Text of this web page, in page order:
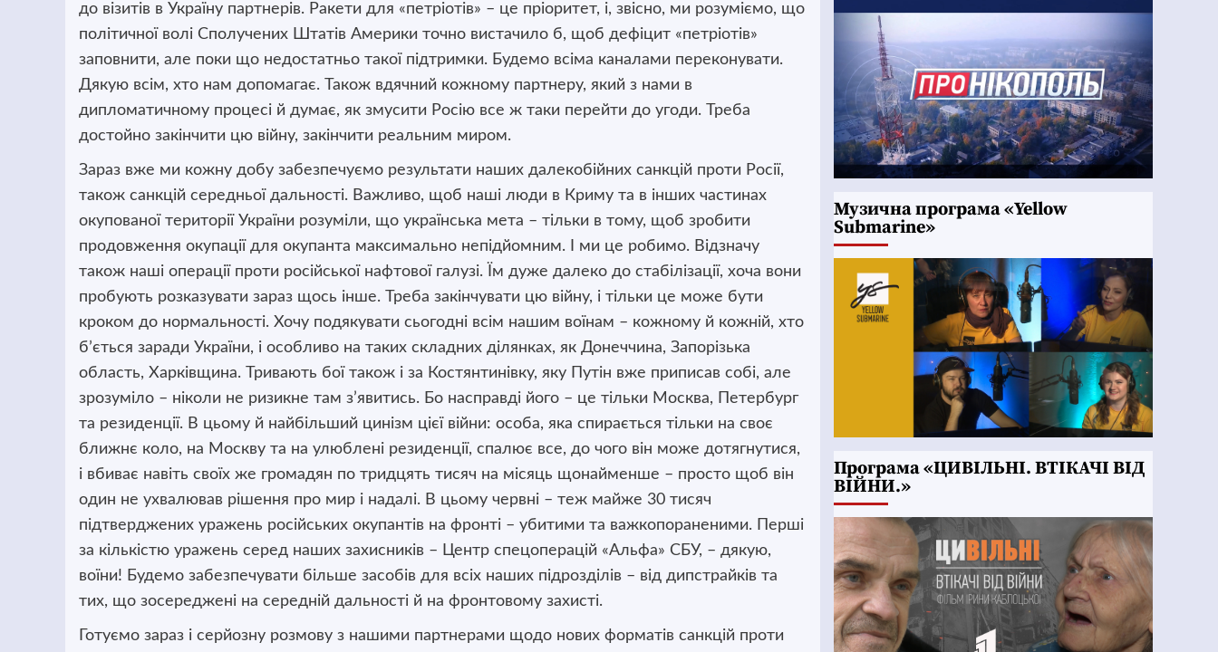
до візитів в Україну партнерів. Ракети для «петріотів» – це пріоритет, і, звісно, ми розуміємо, що
політичної волі Сполучених Штатів Америки точно вистачило б, щоб дефіцит «петріотів»
заповнити, але поки що недостатньо такої підтримки. Будемо всіма каналами переконувати.
Дякую всім, хто нам допомагає. Також вдячний кожному партнеру, який з нами в
дипломатичному процесі й думає, як змусити Росію все ж таки перейти до угоди. Треба
достойно закінчити цю війну, закінчити реальним миром.
Зараз вже ми кожну добу забезпечуємо результати наших далекобійних санкцій проти Росії,
також санкцій середньої дальності. Важливо, щоб наші люди в Криму та в інших частинах
окупованої території України розуміли, що українська мета – тільки в тому, щоб зробити
продовження окупації для окупанта максимально непідйомним. І ми це робимо. Відзначу
також наші операції проти російської нафтової галузі. Їм дуже далеко до стабілізації, хоча вони
пробують розказувати зараз щось інше. Треба закінчувати цю війну, і тільки це може бути
кроком до нормальності. Хочу подякувати сьогодні всім нашим воїнам – кожному й кожній, хто
бʼється заради України, і особливо на таких складних ділянках, як Донеччина, Запорізька
область, Харківщина. Тривають бої також і за Костянтинівку, яку Путін вже приписав собі, але
зрозуміло – ніколи не ризикне там з’явитись. Бо насправді його – це тільки Москва, Петербург
та резиденції. В цьому й найбільший цинізм цієї війни: особа, яка спирається тільки на своє
ближнє коло, на Москву та на улюблені резиденції, спалює все, до чого він може дотягнутися,
і вбиває навіть своїх же громадян по тридцять тисяч на місяць щонайменше – просто щоб він
один не ухвалював рішення про мир і надалі. В цьому червні – теж майже 30 тисяч
підтверджених уражень російських окупантів на фронті – убитими та важкопораненими. Перші
за кількістю уражень серед наших захисників – Центр спецоперацій «Альфа» СБУ, – дякую,
воїни! Будемо забезпечувати більше засобів для всіх наших підрозділів – від дипстрайків та
тих, що зосереджені на середній дальності й на фронтовому захисті.
Готуємо зараз і серйозну розмову з нашими партнерами щодо нових форматів санкцій проти
Музична програма «Yellow
Submarine»
Програма «ЦИВІЛЬНІ. ВТІКАЧІ ВІД
ВІЙНИ.»